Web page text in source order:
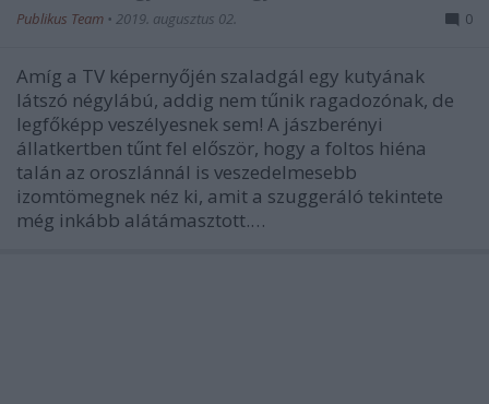
Publikus Team • 2019. augusztus 02. 0
Amíg a TV képernyőjén szaladgál egy kutyának
látszó négylábú, addig nem tűnik ragadozónak, de
legfőképp veszélyesnek sem! A jászberényi
állatkertben tűnt fel először, hogy a foltos hiéna
talán az oroszlánnál is veszedelmesebb
izomtömegnek néz ki, amit a szuggeráló tekintete
még inkább alátámasztott.…